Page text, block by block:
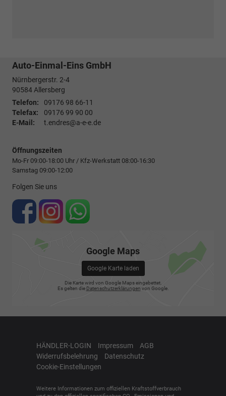
Auto-Einmal-Eins GmbH
Nürnbergerstr. 2-4
90584Allersberg
Telefon:
09176 98 66-11
Telefax:
09176 99 90 00
E-Mail:
t.endres@a-e-e.de
Öffnungszeiten
Mo-Fr 09:00-18:00 Uhr / Kfz-Werkstatt 08:00-16:30
Samstag 09:00-12:00
Folgen Sie uns
Google Maps
Google Karte laden
Die Karte wird von Google Maps eingebettet.
Es gelten die Datenschutzerklärungen von Google.
HÄNDLER-LOGIN Impressum
AGB
Widerrufsbelehrung
Datenschutz
Cookie-Einstellungen
Weitere Informationen zum offiziellen Kraftstoffverbrauch